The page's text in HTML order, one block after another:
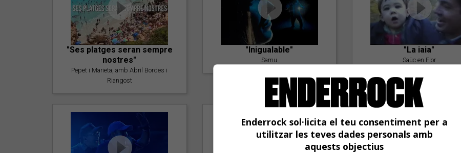
"Ses platges seran sempre
nostres"
Pepet i Marieta, amb Abril Bordes i
Riangost
"Inigualable"
Samu
"La iaia"
Saüc en Flor
Enderrock sol·licita el teu consentiment per a
utilitzar les teves dades personals amb
aquests objectius